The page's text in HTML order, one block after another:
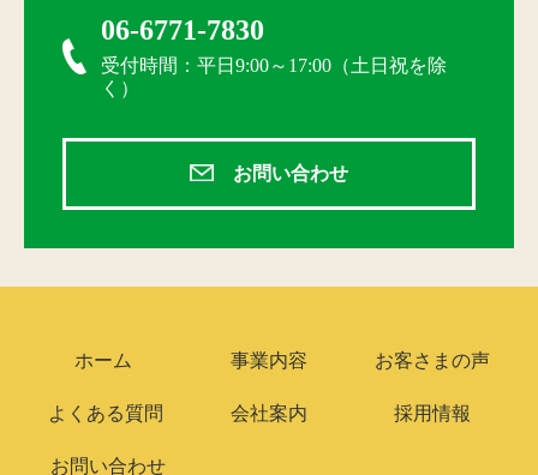
06-6771-7830
受付時間：平日9:00～17:00（土日祝を除
く）
お問い合わせ
ホーム 事業内容 お客さまの声
よくある質問 会社案内 採用情報
お問い合わせ